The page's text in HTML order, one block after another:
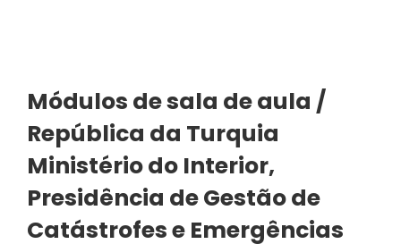
Módulos de sala de aula /
República da Turquia
Ministério do Interior,
Presidência de Gestão de
Catástrofes e Emergências